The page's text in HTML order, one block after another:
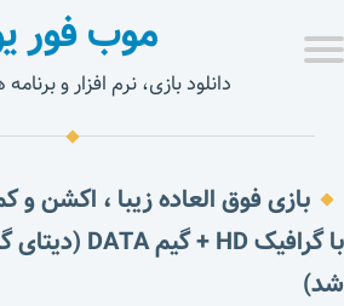
موب فور
دانلود بازی، نرم افزار و
شد)